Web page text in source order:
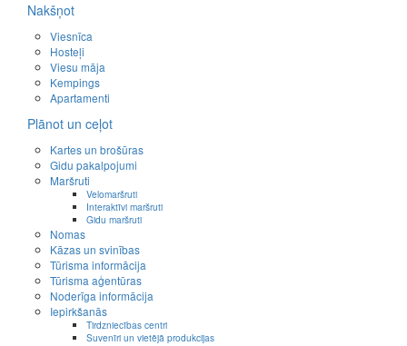
Nakšņot
Viesnīca
Hosteļi
Viesu māja
Kempings
Apartamenti
Plānot un ceļot
Kartes un brošūras
Gidu pakalpojumi
Maršruti
Velomaršruti
Interaktīvi maršruti
Gidu maršruti
Nomas
Kāzas un svinības
Tūrisma informācija
Tūrisma aģentūras
Noderīga informācija
Iepirkšanās
Tirdzniecības centri
Suvenīri un vietējā produkcijas